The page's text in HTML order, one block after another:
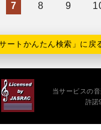
7 8 9
ートかんたん検索」に戻
当サービスの
許諾